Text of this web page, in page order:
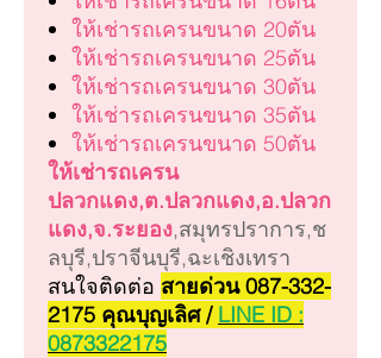
ให้เช่ารถเครนขนาด 20ตัน
ให้เช่ารถเครนขนาด 25ตัน
ให้เช่ารถเครนขนาด 30ตัน
ให้เช่ารถเครนขนาด 35ตัน
ให้เช่ารถเครนขนาด 50ตัน
ให้เช่ารถเครน
ปลวกแดง,ต.ปลวกแดง,อ.ปลวก
แดง,จ.ระยอง,สมุทรปราการ,ช
ลบุรี,ปราจีนบุรี,ฉะเชิงเทรา
สนใจติดต่อ สายด่วน 087-332-
2175 คุณบุญเลิศ / LINE ID :
0873322175